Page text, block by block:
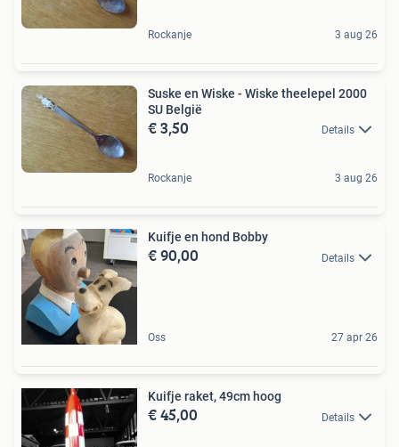
Rockanje 3 aug 26
Suske en Wiske - Wiske theelepel 2000
SU België
€ 3,50 Details
Rockanje 3 aug 26
Kuifje en hond Bobby
€ 90,00 Details
Oss 27 apr 26
Kuifje raket, 49cm hoog
€ 45,00 Details